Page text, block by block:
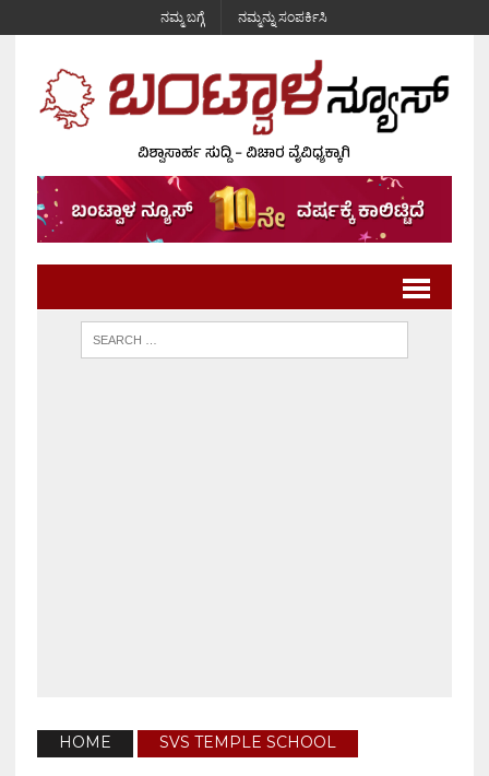
ನಮ್ಮ ಬಗ್ಗೆ ನಮ್ಮನ್ನು ಸಂಪರ್ಕಿಸಿ
HOME SVS TEMPLE SCHOOL